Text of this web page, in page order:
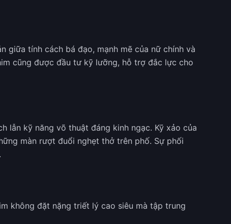
giữa tính cách bá đạo, mạnh mẽ của nữ chính và
cũng được đầu tư kỹ lưỡng, hỗ trợ đắc lực cho
lẫn kỹ năng võ thuật đáng kinh ngạc. Kỹ xảo của
màn rượt đuổi nghẹt thở trên phố. Sự phối
không đặt nặng triết lý cao siêu mà tập trung